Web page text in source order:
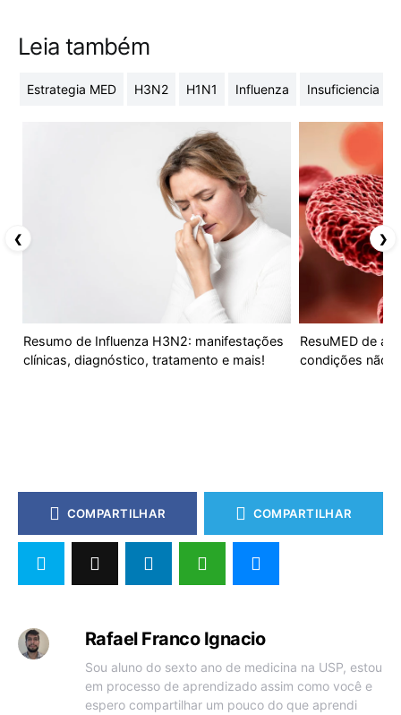
Leia também
Estrategia MED H3N2 H1N1 Influenza Insuficiencia
Resumo de Influenza H3N2: manifestações
clínicas, diagnóstico, tratamento e mais!
ResuMED de
condições não
❮ ❯
COMPARTILHAR COMPARTILHAR
Rafael Franco Ignacio
Sou aluno do sexto ano de medicina na USP, estou
em processo de aprendizado assim como você e
espero compartilhar um pouco do que aprendi